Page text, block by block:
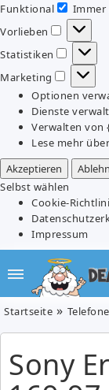
Funktional
Immer
Vorlieben
Vorlieben
Statistiken
Marketing
Optionen
Dienste
Verwalten von
Lese mehr
Akzeptieren
Selbst wählen
Cookie-
Impressum
Startseite
Sony